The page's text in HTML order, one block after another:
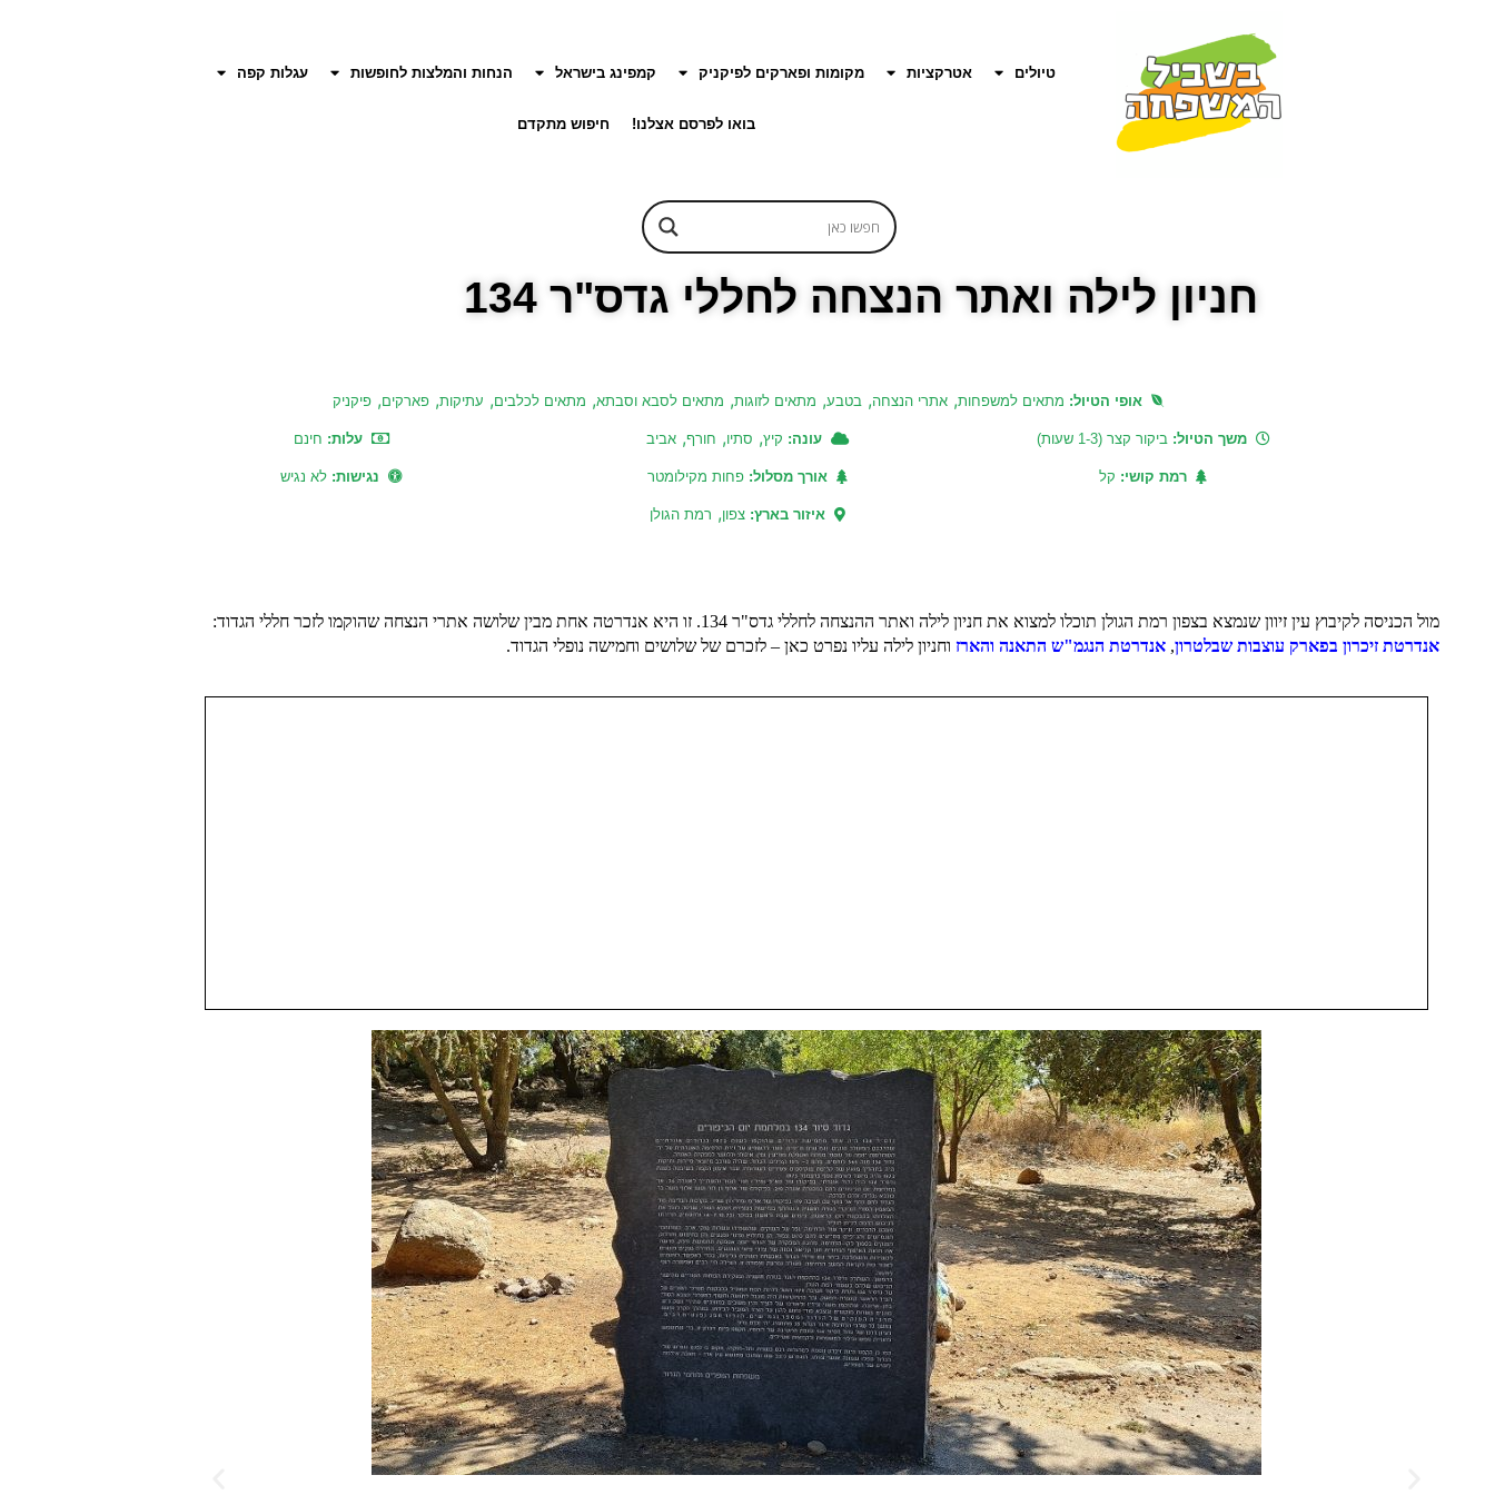
טיולים אטרקציות מקומות ופארקים לפיקניק קמפינג בישראל הנחות והמלצות לחופשות עגלות קפה
בואו לפרסם אצלנו! חיפוש מתקדם
חניון לילה ואתר הנצחה לחללי גדס"ר 134
אופי הטיול: מתאים למשפחות, אתרי הנצחה, בטבע, מתאים לזוגות, מתאים לסבא וסבתא, מתאים לכלבים, עתיקות, פארקים, פיקניק
משך הטיול:ביקור קצר (1-3 שעות) עונה: קיץ, סתיו, חורף, אביב עלות: חינם
רמת קושי: קל אורך מסלול: פחות מקילומטר נגישות: לא נגיש
איזור בארץ: צפון, רמת הגולן
מול הכניסה לקיבוץ עין זיוון שנמצא בצפון רמת הגולן תוכלו למצוא את חניון לילה ואתר ההנצחה לחללי גדס"ר 134. זו היא אנדרטה אחת מבין שלושה אתרי הנצחה שהוקמו לזכר חללי הגדוד:
אנדרטת זיכרון בפארק עוצבות שבלטרון, אנדרטת הנגמ"ש התאנה והארז וחניון לילה עליו נפרט כאן – לזכרם של שלושים וחמישה נופלי הגדוד.